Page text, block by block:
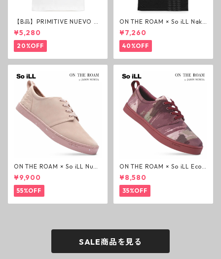
【B品】PRIMITIVE NUEVO SC
RIPT HW TEE WHITE ヘビー
ウェイトTシャツ ホワイト プ
リミティブ
¥5,280
20%OFF
ON THE ROAM × So iLL Nako
a Tee Tシャツ ウルフブラック
オンザローム ジェイソンモモ
ア OTR ビンテージ加工
¥7,260
40%OFF
ON THE ROAM × So iLL Nubu
ck Wino ライフスタイルシュ
ーズ ダーティーピンク オンザ
ローム ジェイソンモモア OTR
スニーカー
¥9,900
55%OFF
ON THE ROAM × So iLL Eco
Camo Wino ライフスタイル
シューズ カモ オンザローム ジ
ェイソンモモア OTR スニーカ
ー
¥8,580
35%OFF
SALE商品を見る